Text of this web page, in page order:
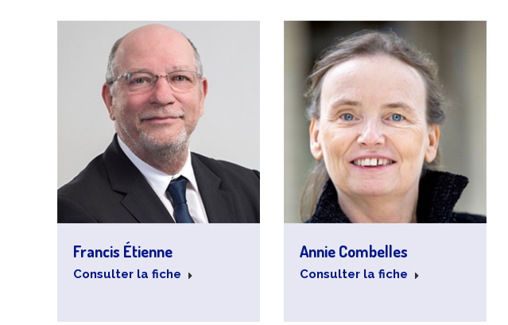
Francis Étienne
Consulter la fiche
Annie Combelles
Consulter la fiche